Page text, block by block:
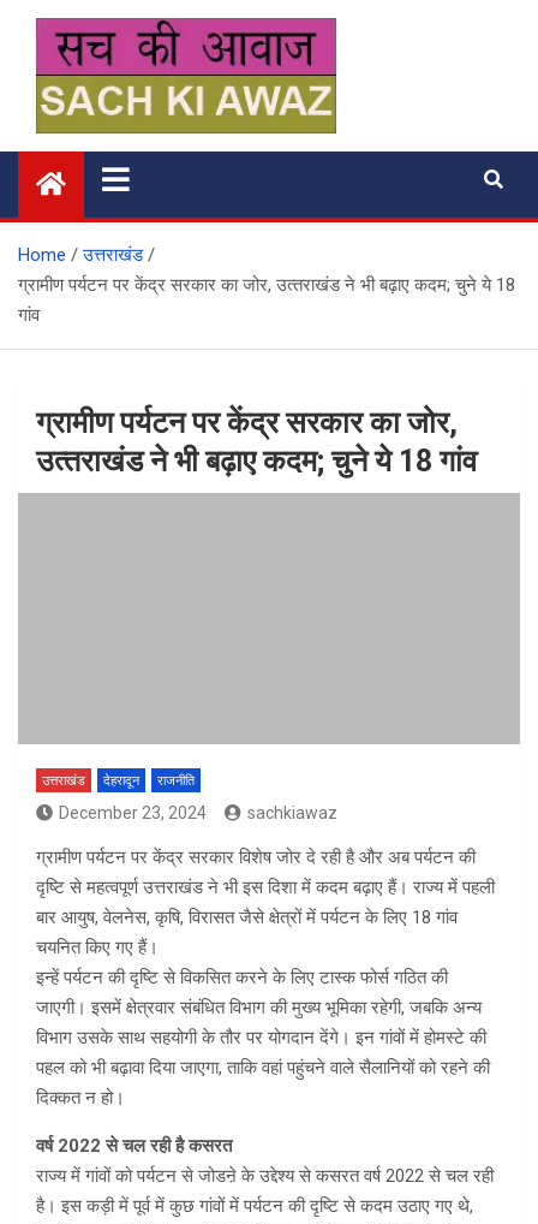
content
सच की आवाज
Home
उत्तराखंड
ग्रामीण पर्यटन पर केंद्र सरकार का जोर, उत्‍तराखंड ने भी बढ़ाए कदम; चुने ये 18
गांव
ग्रामीण पर्यटन पर केंद्र सरकार का जोर,
उत्‍तराखंड ने भी बढ़ाए कदम; चुने ये 18 गांव
उत्तराखंड देहरादून राजनीति
December 23, 2024 sachkiawaz
ग्रामीण पर्यटन पर केंद्र सरकार विशेष जोर दे रही है और अब पर्यटन की
दृष्टि से महत्वपूर्ण उत्तराखंड ने भी इस दिशा में कदम बढ़ाए हैं। राज्य में पहली
बार आयुष, वेलनेस, कृषि, विरासत जैसे क्षेत्रों में पर्यटन के लिए 18 गांव
चयनित किए गए हैं।
इन्हें पर्यटन की दृष्टि से विकसित करने के लिए टास्क फोर्स गठित की
जाएगी। इसमें क्षेत्रवार संबंधित विभाग की मुख्य भूमिका रहेगी, जबकि अन्य
विभाग उसके साथ सहयोगी के तौर पर योगदान देंगे। इन गांवों में होमस्टे की
पहल को भी बढ़ावा दिया जाएगा, ताकि वहां पहुंचने वाले सैलानियों को रहने की
दिक्कत न हो।
वर्ष 2022 से चल रही है कसरत
राज्य में गांवों को पर्यटन से जोडऩे के उद्देश्य से कसरत वर्ष 2022 से चल रही
है। इस कड़ी में पूर्व में कुछ गांवों में पर्यटन की दृष्टि से कदम उठाए गए थे,